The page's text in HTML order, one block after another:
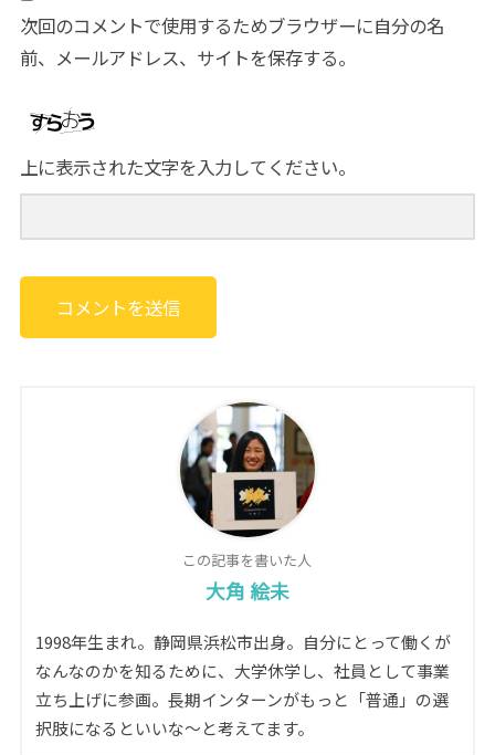
次回のコメントで使用するためブラウザーに自分の名
前、メールアドレス、サイトを保存する。
上に表示された文字を入力してください。
この記事を書いた人
大角 絵未
1998年生まれ。静岡県浜松市出身。自分にとって働くが
なんなのかを知るために、大学休学し、社員として事業
立ち上げに参画。長期インターンがもっと「普通」の選
択肢になるといいな〜と考えてます。